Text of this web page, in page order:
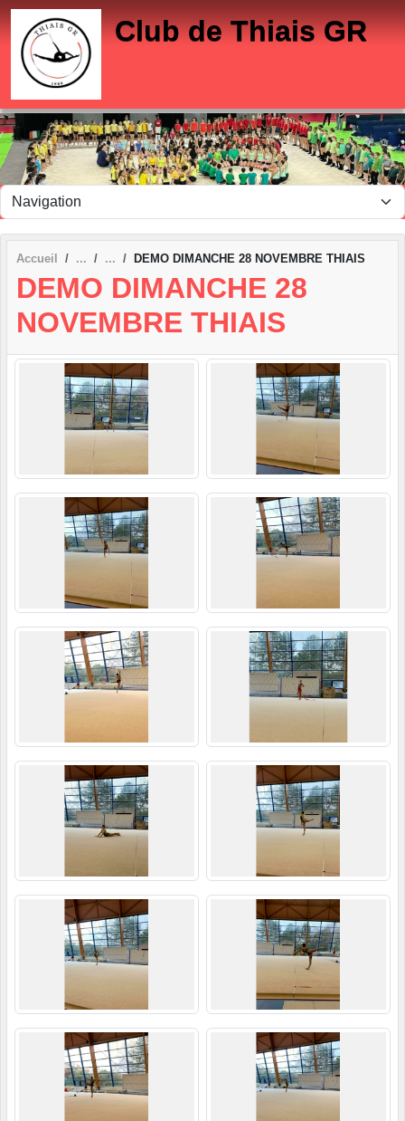
Club de Thiais GR
Accueil DEMO DIMANCHE 28 NOVEMBRE THIAIS
DEMO DIMANCHE 28
NOVEMBRE THIAIS
Panneau de gestion des cookies